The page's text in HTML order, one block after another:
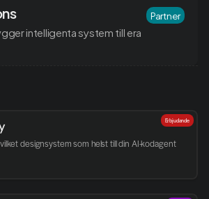
intelligenta system till era
Partner
designsystem som helst till din AI-kodagent
Erbjudande